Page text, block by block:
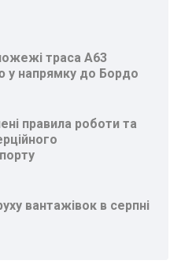
траса A63
у напрямку до Бордо
правила роботи та
вантажівок в серпні